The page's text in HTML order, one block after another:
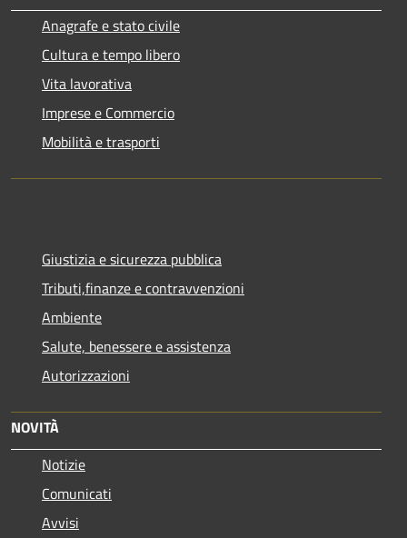
Anagrafe e stato civile
Cultura e tempo libero
Vita lavorativa
Imprese e Commercio
Mobilità e trasporti
Giustizia e sicurezza pubblica
Tributi,finanze e contravvenzioni
Ambiente
Salute, benessere e assistenza
Autorizzazioni
NOVITÀ
Notizie
Comunicati
Avvisi